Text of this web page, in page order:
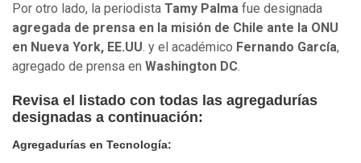
Por otro lado, la periodista Tamy Palma fue designada
agregada de prensa en la misión de Chile ante la ONU
en Nueva York, EE.UU. y el académico Fernando García,
agregado de prensa en Washington DC.
Revisa el listado con todas las agregadurías
designadas a continuación:
Agregadurías en Tecnología: